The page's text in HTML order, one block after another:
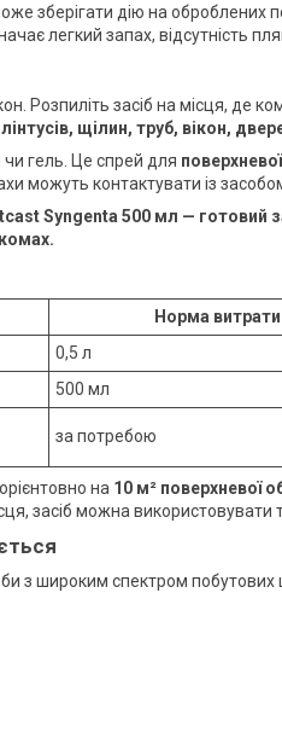
зберігати дію на оброблених
легкий запах, відсутність
Розпиліть засіб на місця, де
щілин, труб, вікон,
гель. Це спрей для
можуть контактувати із
Syngenta 500 мл — готовий
Норма витрати
0,5 л
500 мл
за потребою
на 10 м² поверхневої
засіб можна використовувати
з широким спектром побутових